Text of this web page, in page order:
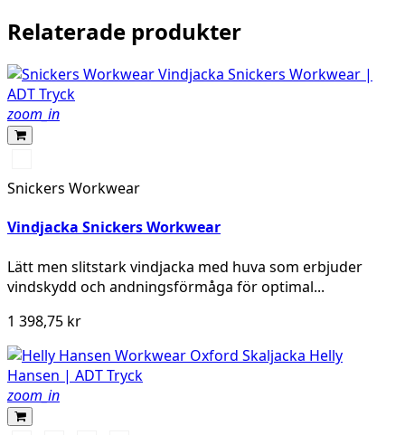
Relaterade produkter
zoom_in
Snickers Workwear
Vindjacka Snickers Workwear
Lätt men slitstark vindjacka med huva som erbjuder
vindskydd och andningsförmåga för optimal...
1 398,75 kr
zoom_in